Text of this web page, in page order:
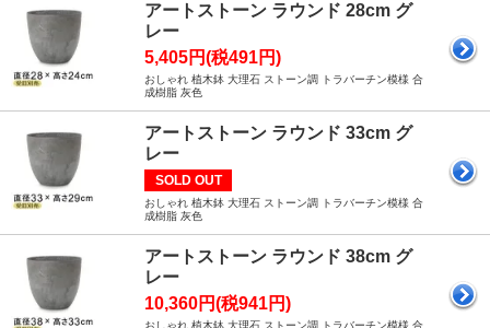
アートストーン ラウンド 28cm グ
レー
5,405円(税491円)
おしゃれ 植木鉢 大理石 ストーン調 トラバーチン模様 合
成樹脂 灰色
アートストーン ラウンド 33cm グ
レー
SOLD OUT
おしゃれ 植木鉢 大理石 ストーン調 トラバーチン模様 合
成樹脂 灰色
アートストーン ラウンド 38cm グ
レー
10,360円(税941円)